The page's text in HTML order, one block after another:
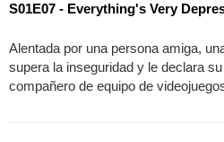
S01E07 - Everything's Very
Alentada por una persona amiga,
supera la inseguridad y le declara
compañero de equipo de